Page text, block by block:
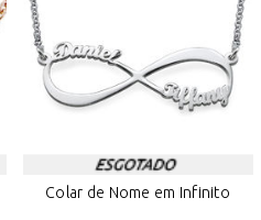
Colar de Nome em Infinito